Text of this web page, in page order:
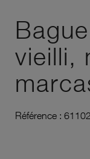
vieilli,
Référence :